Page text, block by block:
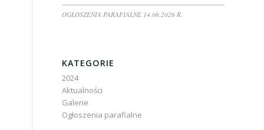
OGŁOSZENIA PARAFIALNE 14.06.2026 R.
KATEGORIE
2024
Aktualności
Galerie
Ogłoszenia parafialne